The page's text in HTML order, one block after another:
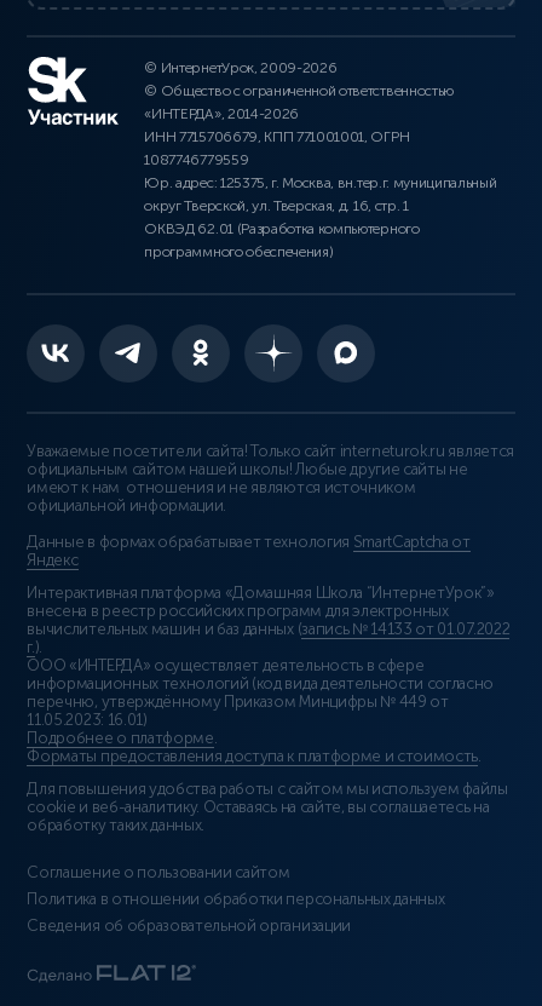
© ИнтернетУрок, 2009-2026
© Общество с ограниченной ответственностью
«ИНТЕРДА», 2014-2026
ИНН 7715706679, КПП 771001001, ОГРН
1087746779559
Юр. адрес: 125375, г. Москва, вн.тер.г. муниципальный
округ Тверской, ул. Тверская, д. 16, стр. 1
ОКВЭД 62.01 (Разработка компьютерного
программного обеспечения)
Уважаемые посетители сайта! Только сайт interneturok.ru является
официальным сайтом нашей школы! Любые другие сайты не
имеют к нам отношения и не являются источником
официальной информации.
Данные в формах обрабатывает технология SmartCaptcha от
Яндекс
Интерактивная платформа «Домашняя Школа “ИнтернетУрок”»
внесена в реестр российских программ для электронных
вычислительных машин и баз данных (запись № 14133 от 01.07.2022
г.).
ООО «ИНТЕРДА» осуществляет деятельность в сфере
информационных технологий (код вида деятельности согласно
перечню, утверждённому Приказом Минцифры № 449 от
11.05.2023: 16.01)
Подробнее о платформе.
Форматы предоставления доступа к платформе и стоимость.
Для повышения удобства работы с сайтом мы используем файлы
cookie и веб-аналитику. Оставаясь на сайте, вы соглашаетесь на
обработку таких данных.
Соглашение о пользовании сайтом
Политика в отношении обработки персональных данных
Сведения об образовательной организации